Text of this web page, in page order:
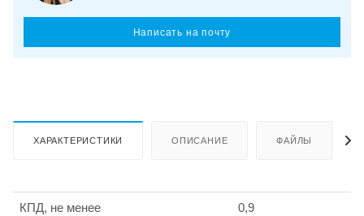
Написать на почту
ХАРАКТЕРИСТИКИ ОПИСАНИЕ ФАЙЛЫ
КПД, не менее 0,9